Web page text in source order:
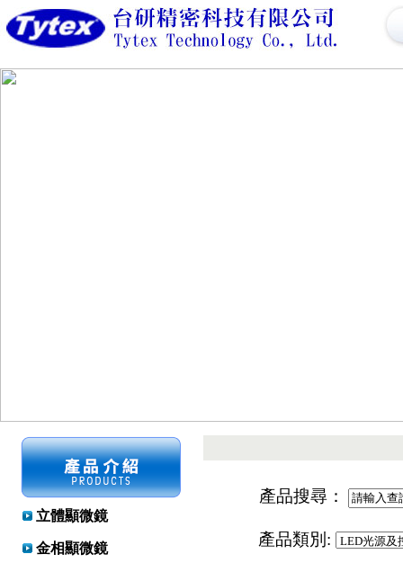
立體顯微鏡
金相顯微鏡
產品搜尋：
產品類別: